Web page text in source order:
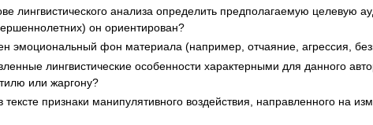
лингвистического анализа определить предполагаемую целевую
он ориентирован?
эмоциональный фон материала (например, отчаяние, агрессия,
лингвистические особенности характерными для данного
или жаргону?
тексте признаки манипулятивного воздействия, направленного на